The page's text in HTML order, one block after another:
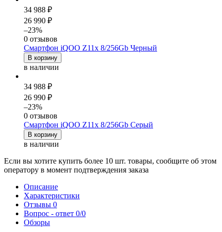
34 988 ₽
26 990 ₽
–23%
0 отзывов
Смартфон iQOO Z11x 8/256Gb Черный
В корзину
в наличии
34 988 ₽
26 990 ₽
–23%
0 отзывов
Смартфон iQOO Z11x 8/256Gb Серый
В корзину
в наличии
Если вы хотите купить более 10 шт. товары, сообщите об этом
оператору в момент подтверждения заказа
Описание
Характеристики
Отзывы 0
Вопрос - ответ 0/0
Обзоры